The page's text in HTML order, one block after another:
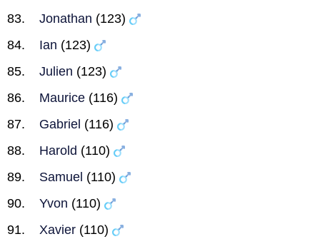
Jonathan (123)
Ian (123)
Julien (123)
Maurice (116)
Gabriel (116)
Harold (110)
Samuel (110)
Yvon (110)
Xavier (110)